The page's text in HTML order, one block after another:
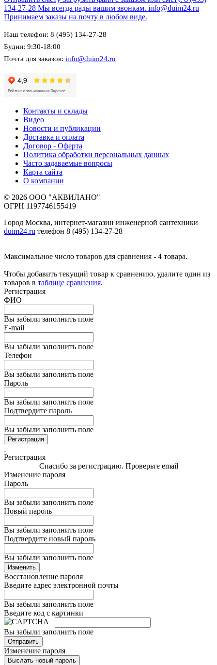
134-27-28 Мы всегда рады вашим звонкам. info@duim24.ru
Принимаем заказы на почту в любом виде.
Наш телефон: 8 (495) 134-27-28
Будни: 9:30-18:00
Почта для заказов: info@duim24.ru
Контакты и склады
Видео
Новости и публикации
Доставка и оплата
Договор - Оферта
Политика обработки персональных данных
Часто задаваемые вопросы
Карта сайта
О компании
© 2026 ООО "АКВИЛАНО"
ОГРН 1197746155419
Город Москва, интернет-магазин инженерной сантехники
duim24.ru телефон 8 (495) 134-27-28
Максимальное число товаров для сравнения - 4 товара.
Чтобы добавить текущий товар к сравнению, удалите один из
товаров в таблице сравнения.
Регистрация
ФИО
Вы забыли заполнить поле
E-mail
Вы забыли заполнить поле
Телефон
Вы забыли заполнить поле
Пароль
Вы забыли заполнить поле
Подтвердите пароль
Вы забыли заполнить поле
Регистрация
Регистрация
Спасибо за регистрацию. Проверьте email
Изменение пароля
Пароль
Вы забыли заполнить поле
Новый пароль
Вы забыли заполнить поле
Подтвердите новый пароль
Вы забыли заполнить поле
Изменить
Восстановление пароля
Введите адрес электронной почты
Вы забыли заполнить поле
Введите код с картинки
Вы забыли заполнить поле
Отправить
Изменение пароля
Выслать новый пароль